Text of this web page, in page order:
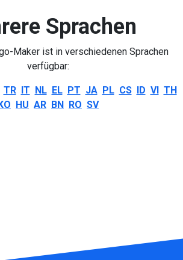
Sprachen
Maker ist in verschiedenen Sprachen
verfügbar:
TR IT NL EL PT JA PL CS ID VI TH
HU AR BN RO SV